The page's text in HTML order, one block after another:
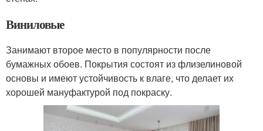
Виниловые
Занимают второе место в популярности после
бумажных обоев. Покрытия состоят из флизелиновой
основы и имеют устойчивость к влаге, что делает их
хорошей мануфактурой под покраску.